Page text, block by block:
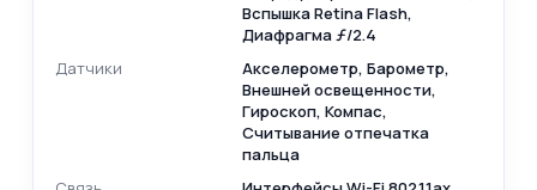
Вспышка Retina Flash,
Диафрагма ƒ/2.4
Датчики
Акселерометр, Барометр,
Внешней освещенности,
Гироскоп, Компас,
Считывание отпечатка
пальца